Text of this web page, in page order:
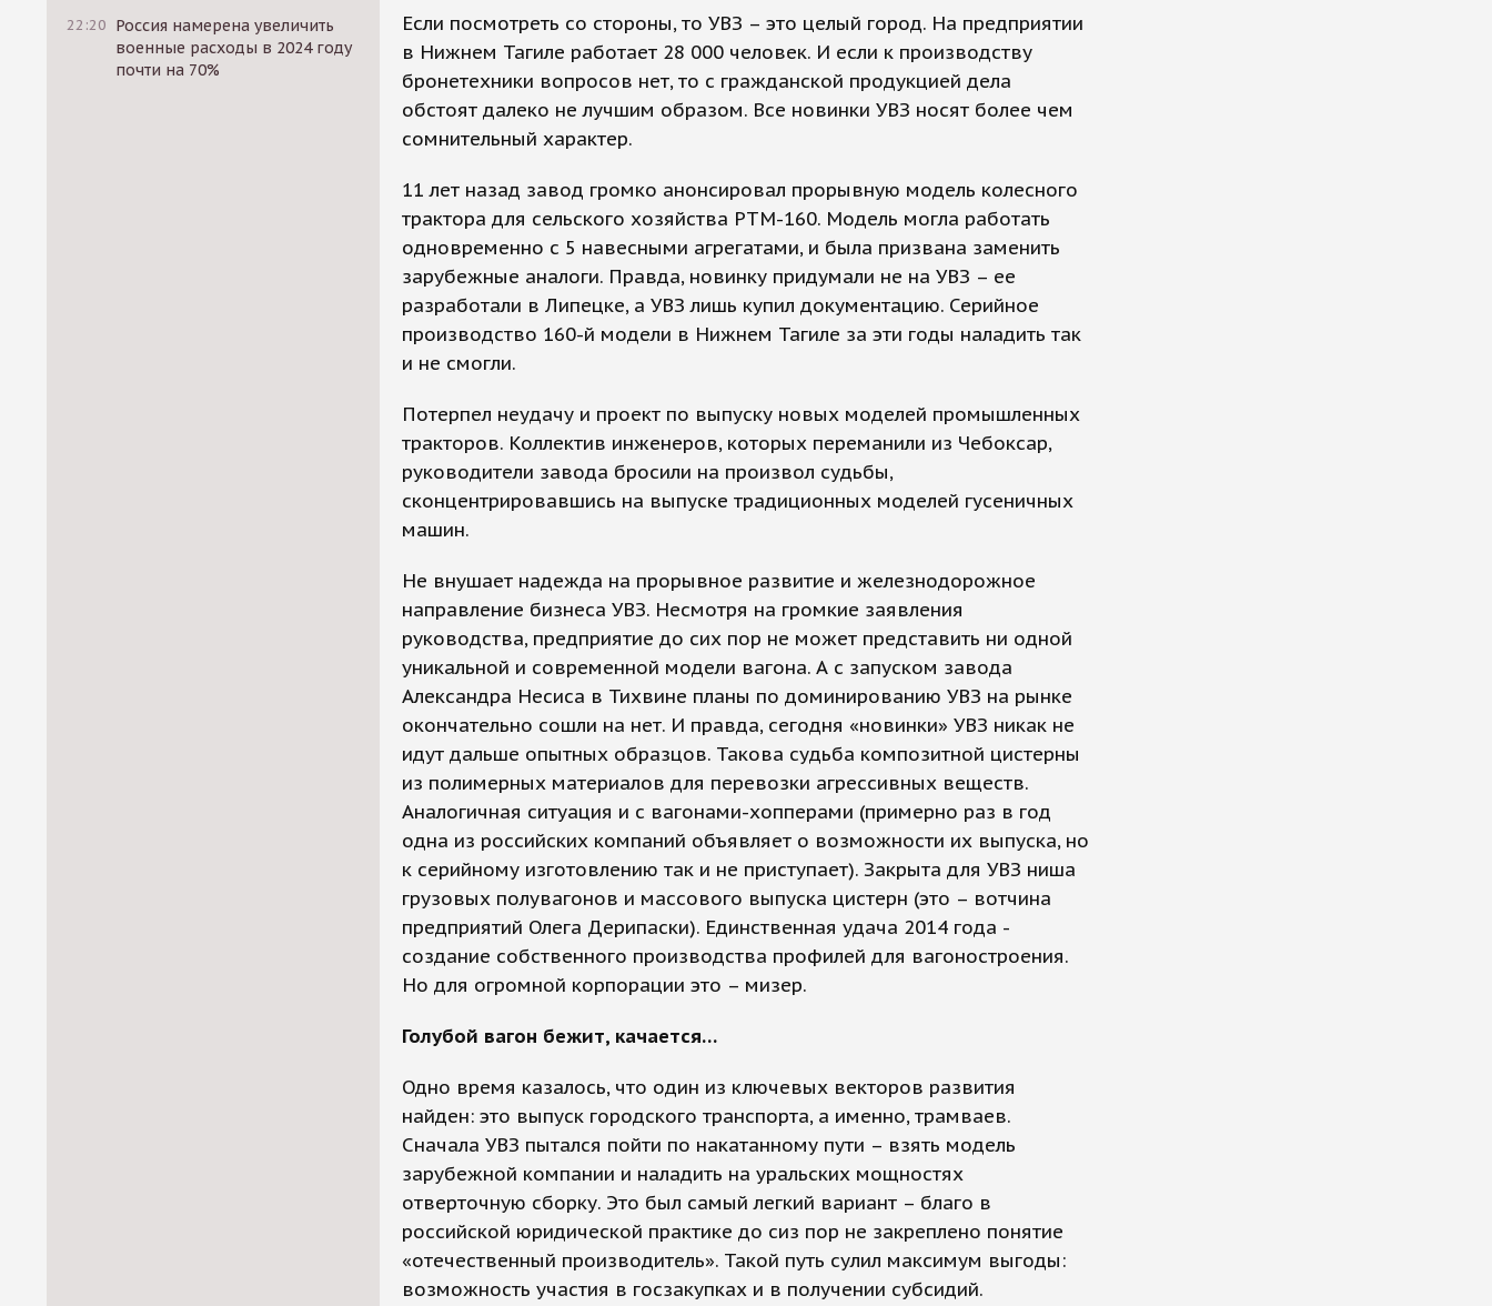
22:20 Россия намерена увеличить
военные расходы в 2024 году
почти на 70%
Если посмотреть со стороны, то УВЗ – это целый город. На предприятии
в Нижнем Тагиле работает 28 000 человек. И если к производству
бронетехники вопросов нет, то с гражданской продукцией дела
обстоят далеко не лучшим образом. Все новинки УВЗ носят более чем
сомнительный характер.
11 лет назад завод громко анонсировал прорывную модель колесного
трактора для сельского хозяйства РТМ-160. Модель могла работать
одновременно с 5 навесными агрегатами, и была призвана заменить
зарубежные аналоги. Правда, новинку придумали не на УВЗ – ее
разработали в Липецке, а УВЗ лишь купил документацию. Серийное
производство 160-й модели в Нижнем Тагиле за эти годы наладить так
и не смогли.
Потерпел неудачу и проект по выпуску новых моделей промышленных
тракторов. Коллектив инженеров, которых переманили из Чебоксар,
руководители завода бросили на произвол судьбы,
сконцентрировавшись на выпуске традиционных моделей гусеничных
машин.
Не внушает надежда на прорывное развитие и железнодорожное
направление бизнеса УВЗ. Несмотря на громкие заявления
руководства, предприятие до сих пор не может представить ни одной
уникальной и современной модели вагона. А с запуском завода
Александра Несиса в Тихвине планы по доминированию УВЗ на рынке
окончательно сошли на нет. И правда, сегодня «новинки» УВЗ никак не
идут дальше опытных образцов. Такова судьба композитной цистерны
из полимерных материалов для перевозки агрессивных веществ.
Аналогичная ситуация и с вагонами-хопперами (примерно раз в год
одна из российских компаний объявляет о возможности их выпуска, но
к серийному изготовлению так и не приступает). Закрыта для УВЗ ниша
грузовых полувагонов и массового выпуска цистерн (это – вотчина
предприятий Олега Дерипаски). Единственная удача 2014 года -
создание собственного производства профилей для вагоностроения.
Но для огромной корпорации это – мизер.
Голубой вагон бежит, качается…
Одно время казалось, что один из ключевых векторов развития
найден: это выпуск городского транспорта, а именно, трамваев.
Сначала УВЗ пытался пойти по накатанному пути – взять модель
зарубежной компании и наладить на уральских мощностях
отверточную сборку. Это был самый легкий вариант – благо в
российской юридической практике до сиз пор не закреплено понятие
«отечественный производитель». Такой путь сулил максимум выгоды:
возможность участия в госзакупках и в получении субсидий.